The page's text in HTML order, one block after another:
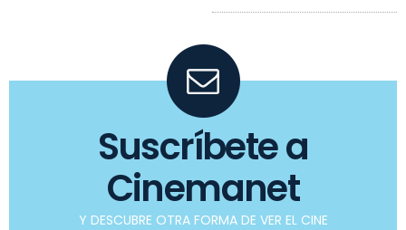
Suscríbete a
Cinemanet
Y DESCUBRE OTRA FORMA DE VER EL CINE